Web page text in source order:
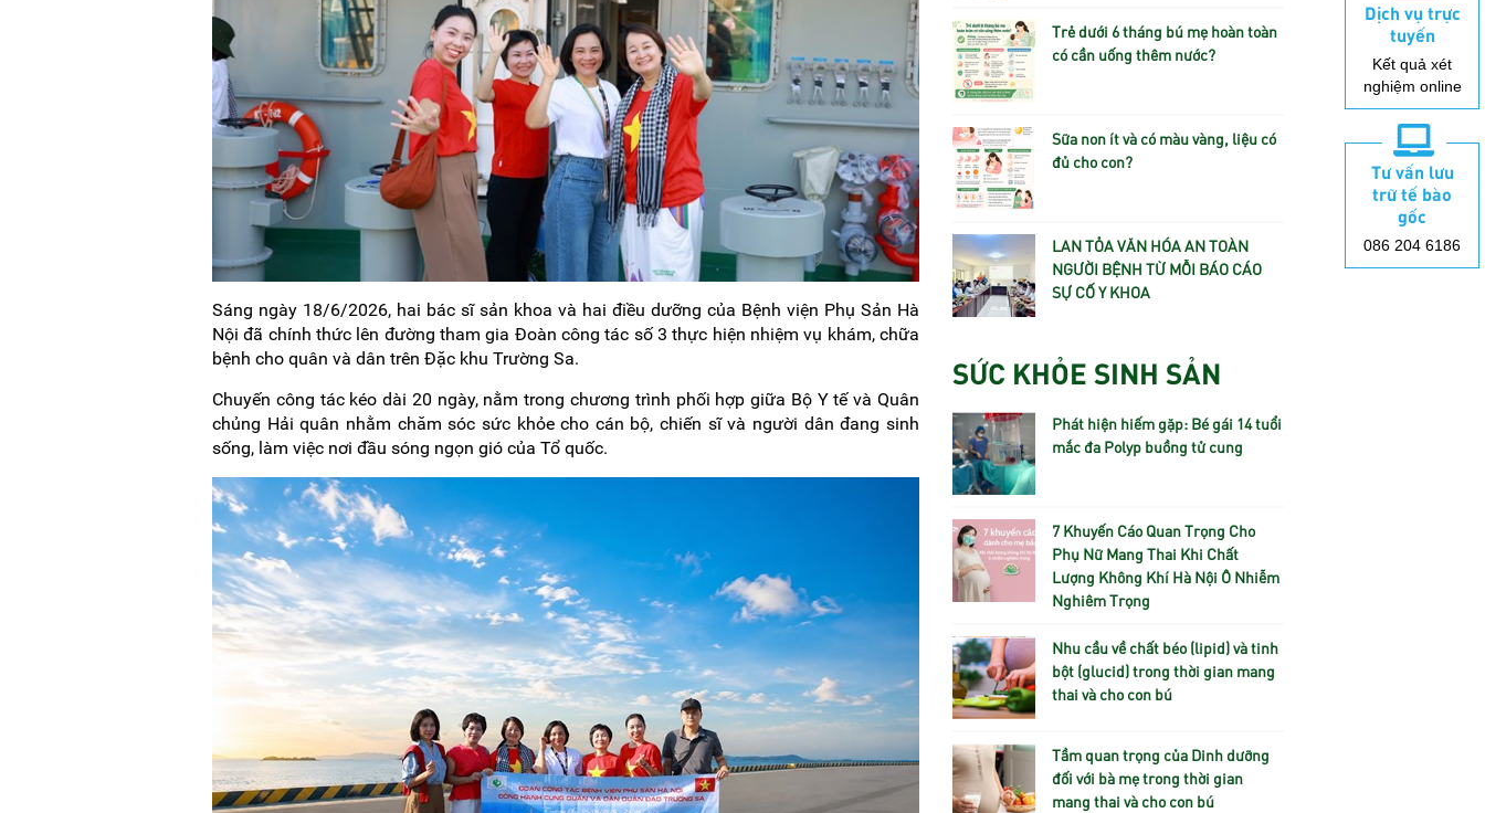
Sáng ngày 18/6/2026, hai bác sĩ sản khoa và hai điều dưỡng của Bệnh viện Phụ Sản Hà
Nội đã chính thức lên đường tham gia Đoàn công tác số 3 thực hiện nhiệm vụ khám, chữa
bệnh cho quân và dân trên Đặc khu Trường Sa.
Chuyến công tác kéo dài 20 ngày, nằm trong chương trình phối hợp giữa Bộ Y tế và Quân
chủng Hải quân nhằm chăm sóc sức khỏe cho cán bộ, chiến sĩ và người dân đang sinh
sống, làm việc nơi đầu sóng ngọn gió của Tổ quốc.
Trẻ dưới 6 tháng bú mẹ hoàn toàn
có cần uống thêm nước?
Sữa non ít và có màu vàng, liệu có
đủ cho con?
LAN TỎA VĂN HÓA AN TOÀN
NGƯỜI BỆNH TỪ MỖI BÁO CÁO
SỰ CỐ Y KHOA
SỨC KHỎE SINH SẢN
Phát hiện hiếm gặp: Bé gái 14 tuổi
mắc đa Polyp buồng tử cung
7 Khuyến Cáo Quan Trọng Cho
Phụ Nữ Mang Thai Khi Chất
Lượng Không Khí Hà Nội Ô Nhiễm
Nghiêm Trọng
Nhu cầu về chất béo (lipid) và tinh
bột (glucid) trong thời gian mang
thai và cho con bú
Tầm quan trọng của Dinh dưỡng
đối với bà mẹ trong thời gian
mang thai và cho con bú
Dịch vụ trực
tuyến
Kết quả xét
nghiệm online
Tư vấn lưu
trữ tế bào
gốc
086 204 6186